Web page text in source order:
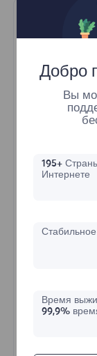
Добро
Вы
195+
Интернете
Время
99,9%